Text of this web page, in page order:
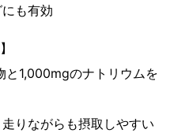
も有効
と1,000mgのナトリウムを
りながらも摂取しやすい